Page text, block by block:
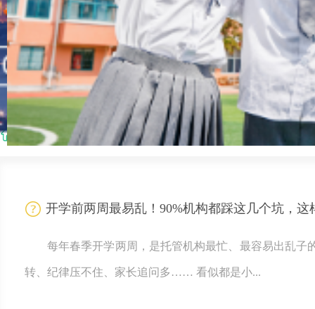
首页> 搜索结果:“托管机构作业辅导”的结果，共
开学前两周最易乱！90%机构都踩这几个坑，这
每年春季开学两周，是托管机构最忙、最容易出乱子
转、纪律压不住、家长追问多…… 看似都是小...